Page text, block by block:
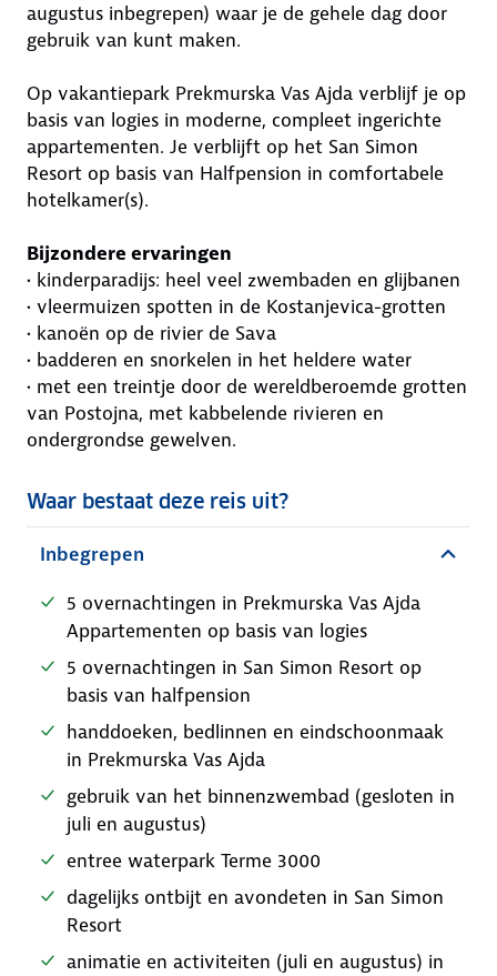
augustus inbegrepen) waar je de gehele dag door
gebruik van kunt maken.
Op vakantiepark Prekmurska Vas Ajda verblijf je op
basis van logies in moderne, compleet ingerichte
appartementen. Je verblijft op het San Simon
Resort op basis van Halfpension in comfortabele
hotelkamer(s).
Bijzondere ervaringen
• kinderparadijs: heel veel zwembaden en glijbanen
• vleermuizen spotten in de Kostanjevica-grotten
• kanoën op de rivier de Sava
• badderen en snorkelen in het heldere water
• met een treintje door de wereldberoemde grotten
van Postojna, met kabbelende rivieren en
ondergrondse gewelven.
Waar bestaat deze reis uit?
Inbegrepen
5 overnachtingen in Prekmurska Vas Ajda
Appartementen op basis van logies
5 overnachtingen in San Simon Resort op
basis van halfpension
handdoeken, bedlinnen en eindschoonmaak
in Prekmurska Vas Ajda
gebruik van het binnenzwembad (gesloten in
juli en augustus)
entree waterpark Terme 3000
dagelijks ontbijt en avondeten in San Simon
Resort
animatie en activiteiten (juli en augustus) in